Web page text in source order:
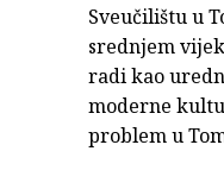
Sveučilištu u
srednjem
radi kao
moderne
problem u